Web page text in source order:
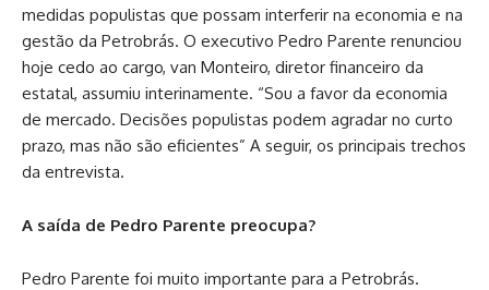
medidas populistas que possam interferir na economia e na
gestão da Petrobrás. O executivo Pedro Parente renunciou
hoje cedo ao cargo, van Monteiro, diretor financeiro da
estatal, assumiu interinamente. “Sou a favor da economia
de mercado. Decisões populistas podem agradar no curto
prazo, mas não são eficientes” A seguir, os principais trechos
da entrevista.
A saída de Pedro Parente preocupa?
Pedro Parente foi muito importante para a Petrobrás.